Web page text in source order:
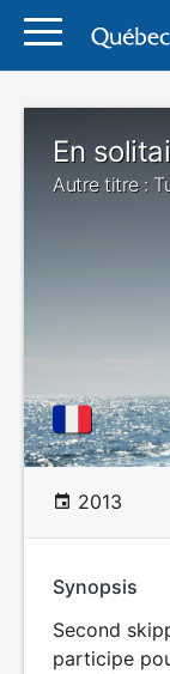
En
Autre titre :
2013
Synopsis
Second
participe